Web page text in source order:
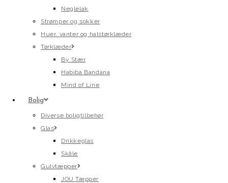
Neglelak
Strømper og sokker
Huer, vanter og halstørklæder
Tørklæder
By Stær
Habiba Bandana
Mind of Line
Bolig
Diverse boligtilbehør
Glas
Drikkeglas
Skåle
Gulvtæpper
JOU Tæpper